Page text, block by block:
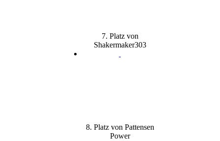
7. Platz von
Shakermaker303
8. Platz von Pattensen
Power